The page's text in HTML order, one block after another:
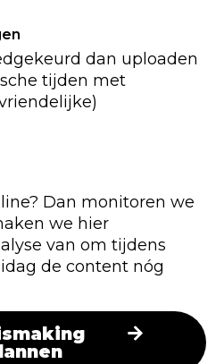
dan uploaden
tijden met
Dan monitoren we
we hier
van om tijdens
de content nóg